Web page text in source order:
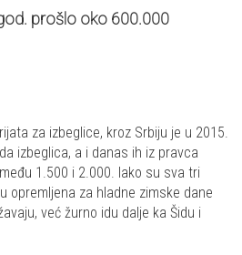
prošlo oko 600.000
za izbeglice, kroz Srbiju je u 2015.
izbeglica, a i danas ih iz pravca
1.500 i 2.000. Iako su sva tri
opremljena za hladne zimske dane
već žurno idu dalje ka Šidu i